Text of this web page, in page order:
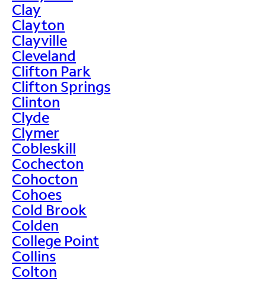
Clay
Clayton
Clayville
Cleveland
Clifton Park
Clifton Springs
Clinton
Clyde
Clymer
Cobleskill
Cochecton
Cohocton
Cohoes
Cold Brook
Colden
College Point
Collins
Colton